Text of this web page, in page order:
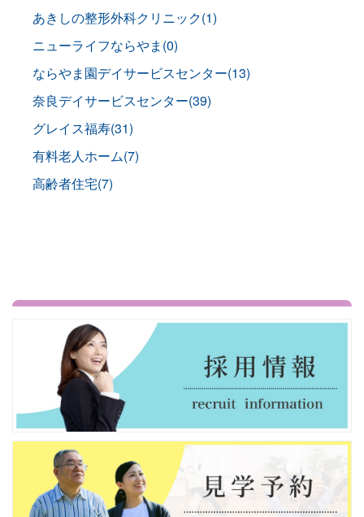
あきしの整形外科クリニック(1)
ニューライフならやま(0)
ならやま園デイサービスセンター(13)
奈良デイサービスセンター(39)
グレイス福寿(31)
有料老人ホーム(7)
高齢者住宅(7)